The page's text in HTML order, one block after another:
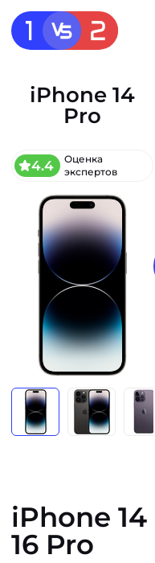
iPhone 14
Pro
4.4
Оценка
экспертов
iPhone
16 Pro